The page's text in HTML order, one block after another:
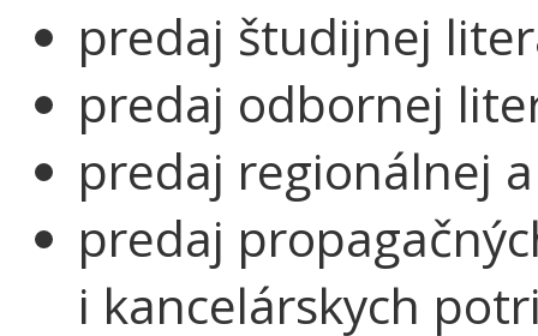
predaj študijnej
predaj odbornej
predaj regionálnej
predaj
i kancelárskych